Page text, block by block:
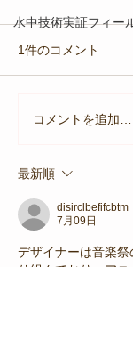
水中技術実証フィー
【8月6日(
1件のコメント
コメントを追加…
最新順
disirclbefifcbtm
7月09日
デザイナーは音楽
り組んでおり、ア